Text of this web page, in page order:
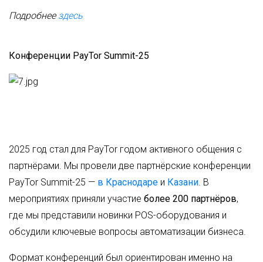
Подробнее здесь
Конференции PayTor Summit-25
2025 год стал для PayTor годом активного общения с
партнёрами. Мы провели две партнёрские конференции
PayTor Summit-25 — в Краснодаре и Казани . В
мероприятиях приняли участие более 200 партнёров,
где мы представили новинки POS-оборудования и
обсудили ключевые вопросы автоматизации бизнеса.
Формат конференций был ориентирован именно на